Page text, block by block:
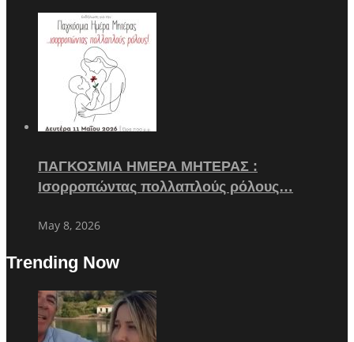
ΠΑΓΚΟΣΜΙΑ ΗΜΕΡΑ ΜΗΤΕΡΑΣ :
Ισορροπώντας πολλαπλούς ρόλους…
May 8, 2026
Trending Now